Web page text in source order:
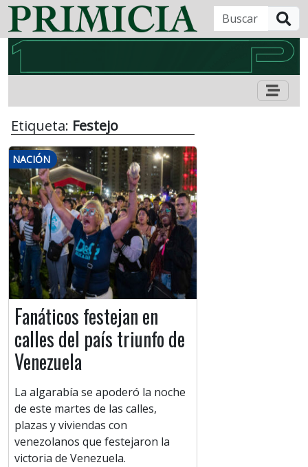
Etiqueta: Festejo
NACIÓN
Fanáticos festejan en
calles del país triunfo de
Venezuela
La algarabía se apoderó la noche
de este martes de las calles,
plazas y viviendas con
venezolanos que festejaron la
victoria de Venezuela.